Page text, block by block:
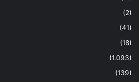
(2)
(41)
(18)
(1.093)
(139)